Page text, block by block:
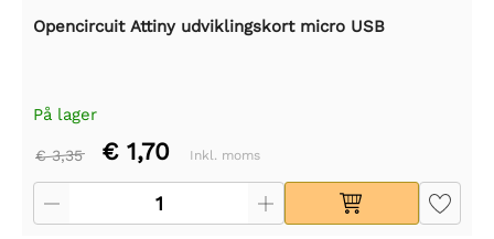
Opencircuit Attiny udviklingskort micro USB
På lager
€ 3,35 € 1,70 Inkl. moms